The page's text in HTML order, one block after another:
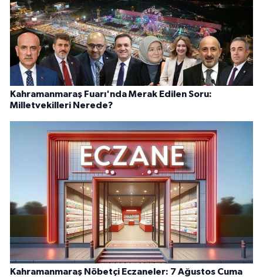
Kahramanmaraş Fuarı'nda Merak Edilen Soru:
Milletvekilleri Nerede?
Kahramanmaraş Nöbetçi Eczaneler: 7 Ağustos Cuma